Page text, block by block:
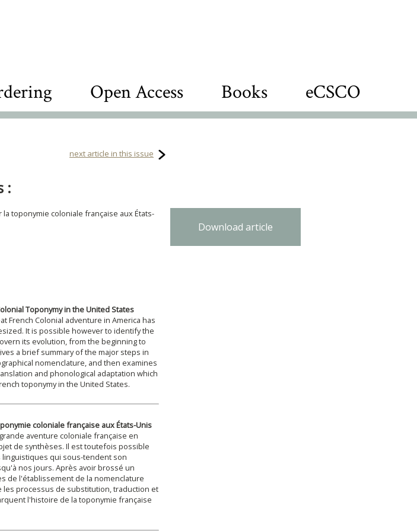
Open Access Books eCSCO
next article in this issue
:
toponymie coloniale française aux États-
Toponymy in the United States
French Colonial adventure in America has
It is possible however to identify the
its evolution, from the beginning to
a brief summary of the major steps in
nomenclature, and then examines
and phonological adaptation which
toponymy in the United States.
coloniale française aux États-Unis
aventure coloniale française en
de synthèses. Il est toutefois possible
qui sous-tendent son
nos jours. Après avoir brossé un
de l'établissement de la nomenclature
les processus de substitution, traduction et
l'histoire de la toponymie française
Download article